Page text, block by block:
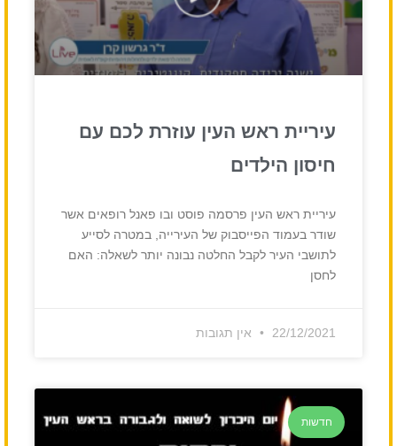
עיריית ראש העין עוזרת לכם עם
חיסון הילדים
עיריית ראש העין פרסמה פוסט ובו פאנל רופאים אשר
שודר בעמוד הפייסבוק של העירייה, במטרה לסייע
לתושבי העיר לקבל החלטה נבונה יותר לשאלה: האם
לחסן
22/12/2021 אין תגובות
חדשות